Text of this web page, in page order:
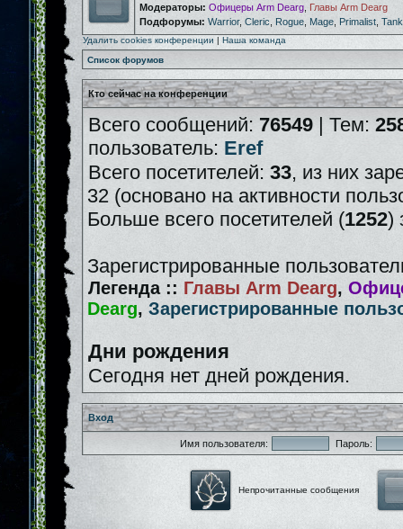
Модераторы: Офицеры Arm Dearg Главы Arm Dearg
Подфорумы: Warrior, Cleric Rogue Mage Primalist Tank
Удалить cookies конференции | Наша команда
Список форумов
Кто сейчас на конференции
Всего сообщений: 76549 | Тем:
пользователь: Eref
Всего посетителей: 33, из них
32 (основано на активности
Больше всего посетителей (1252)
Зарегистрированные
Легенда :: Главы Arm Dearg,
Dearg, Зарегистрированные
Дни рождения
Сегодня нет дней рождения.
Вход
Имя пользователя: Пароль:
Непрочитанные сообщения